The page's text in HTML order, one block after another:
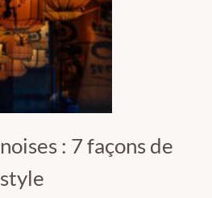
: 7 façons de